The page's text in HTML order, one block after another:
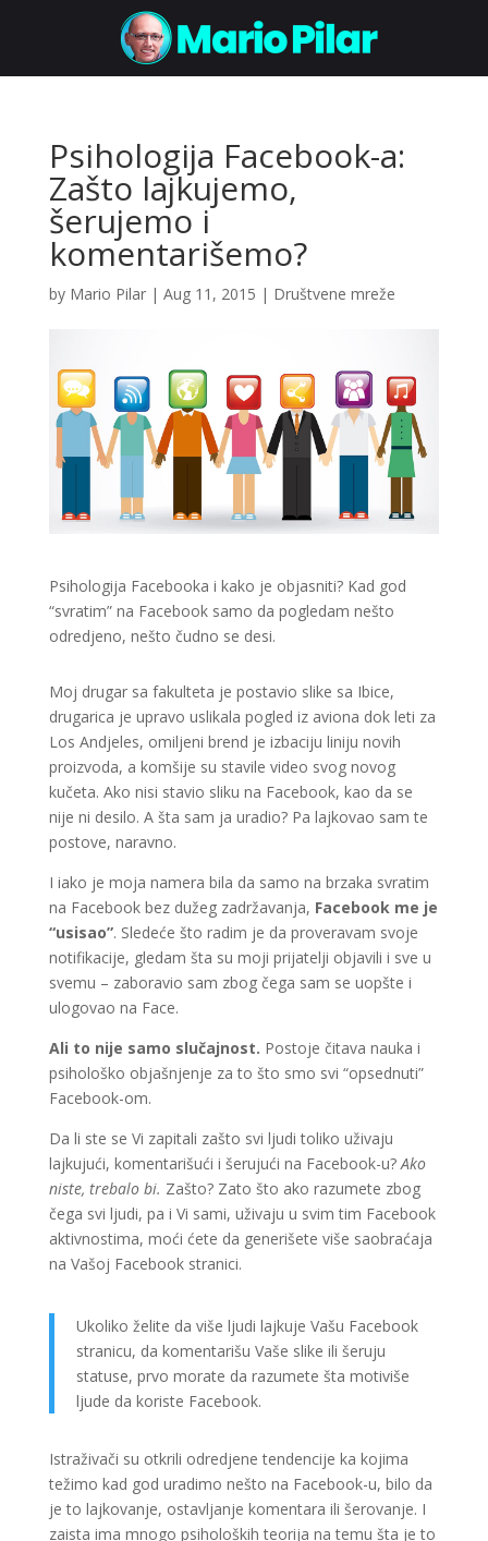
Psihologija Facebook-a:
Zašto lajkujemo,
šerujemo i
komentarišemo?
by Mario Pilar| Aug 11, 2015 | Društvene mreže
Psihologija Facebooka i kako je objasniti? Kad god
“svratim” na Facebook samo da pogledam nešto
odredjeno, nešto čudno se desi.
Moj drugar sa fakulteta je postavio slike sa Ibice,
drugarica je upravo uslikala pogled iz aviona dok leti za
Los Andjeles, omiljeni brend je izbaciju liniju novih
proizvoda, a komšije su stavile video svog novog
kučeta. Ako nisi stavio sliku na Facebook, kao da se
nije ni desilo. A šta sam ja uradio? Pa lajkovao sam te
postove, naravno.
I iako je moja namera bila da samo na brzaka svratim
na Facebook bez dužeg zadržavanja, Facebook me je
“usisao”. Sledeće što radim je da proveravam svoje
notifikacije, gledam šta su moji prijatelji objavili i sve u
svemu – zaboravio sam zbog čega sam se uopšte i
ulogovao na Face.
Ali to nije samo slučajnost. Postoje čitava nauka i
psihološko objašnjenje za to što smo svi “opsednuti”
Facebook-om.
Da li ste se Vi zapitali zašto svi ljudi toliko uživaju
lajkujući, komentarišući i šerujući na Facebook-u? Ako
niste, trebalo bi. Zašto? Zato što ako razumete zbog
čega svi ljudi, pa i Vi sami, uživaju u svim tim Facebook
aktivnostima, moći ćete da generišete više saobraćaja
na Vašoj Facebook stranici.
Ukoliko želite da više ljudi lajkuje Vašu Facebook
stranicu, da komentarišu Vaše slike ili šeruju
statuse, prvo morate da razumete šta motiviše
ljude da koriste Facebook.
Istraživači su otkrili odredjene tendencije ka kojima
težimo kad god uradimo nešto na Facebook-u, bilo da
je to lajkovanje, ostavljanje komentara ili šerovanje. I
zaista ima mnogo psiholoških teorija na temu šta je to